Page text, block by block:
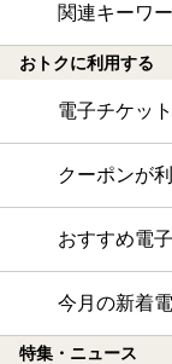
関連キーワ
おトクに利用する
電子チケッ
クーポンが
おすすめ電
今月の新着
特集・ニュース